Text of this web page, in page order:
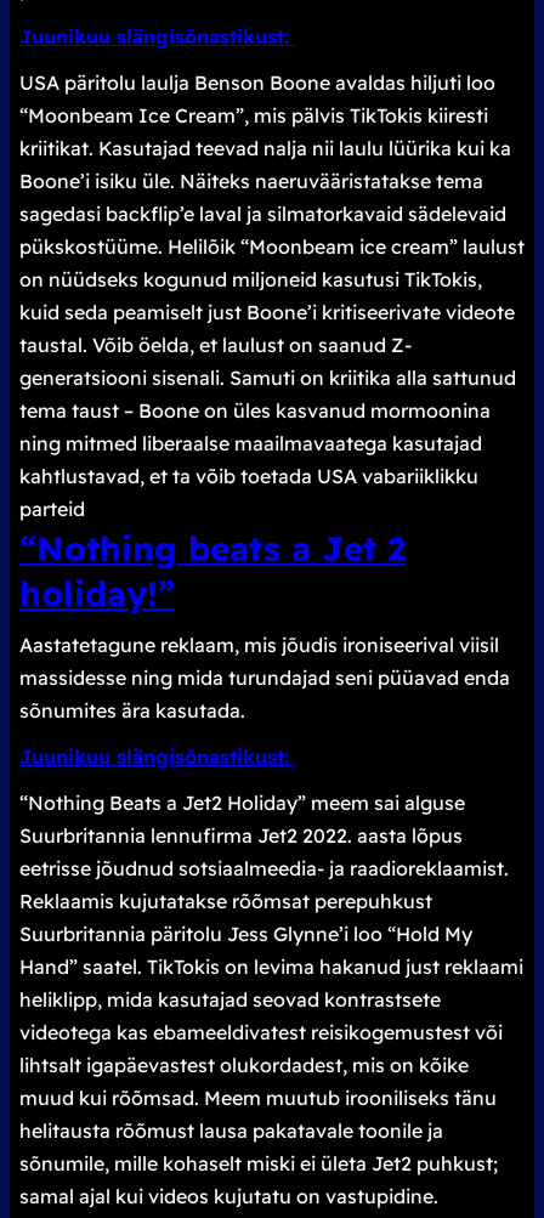
Juunikuu slängisõnastikust:
USA päritolu laulja Benson Boone avaldas hiljuti loo
“Moonbeam Ice Cream”, mis pälvis TikTokis kiiresti
kriitikat. Kasutajad teevad nalja nii laulu lüürika kui ka
Boone’i isiku üle. Näiteks naeruvääristatakse tema
sagedasi backflip’e laval ja silmatorkavaid sädelevaid
pükskostüüme. Helilõik “Moonbeam ice cream” laulust
on nüüdseks kogunud miljoneid kasutusi TikTokis,
kuid seda peamiselt just Boone’i kritiseerivate videote
taustal. Võib öelda, et laulust on saanud Z-
generatsiooni sisenali. Samuti on kriitika alla sattunud
tema taust – Boone on üles kasvanud mormoonina
ning mitmed liberaalse maailmavaatega kasutajad
kahtlustavad, et ta võib toetada USA vabariiklikku
parteid
“Nothing beats a Jet 2
holiday!”
Aastatetagune reklaam, mis jõudis ironiseerival viisil
massidesse ning mida turundajad seni püüavad enda
sõnumites ära kasutada.
Juunikuu slängisõnastikust:
“Nothing Beats a Jet2 Holiday” meem sai alguse
Suurbritannia lennufirma Jet2 2022. aasta lõpus
eetrisse jõudnud sotsiaalmeedia- ja raadioreklaamist.
Reklaamis kujutatakse rõõmsat perepuhkust
Suurbritannia päritolu Jess Glynne’i loo “Hold My
Hand” saatel. TikTokis on levima hakanud just reklaami
heliklipp, mida kasutajad seovad kontrastsete
videotega kas ebameeldivatest reisikogemustest või
lihtsalt igapäevastest olukordadest, mis on kõike
muud kui rõõmsad. Meem muutub irooniliseks tänu
helitausta rõõmust lausa pakatavale toonile ja
sõnumile, mille kohaselt miski ei ületa Jet2 puhkust;
samal ajal kui videos kujutatu on vastupidine.